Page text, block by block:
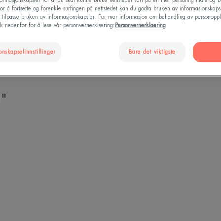
å fortsette og forenkle surfingen på nettstedet kan du godta bruken av
tilpasse bruken av informasjonskapsler. For mer informasjon om behandling av
nedenfor for å lese vår personvernerklæring: Personvernerklaering
Bare det viktigste